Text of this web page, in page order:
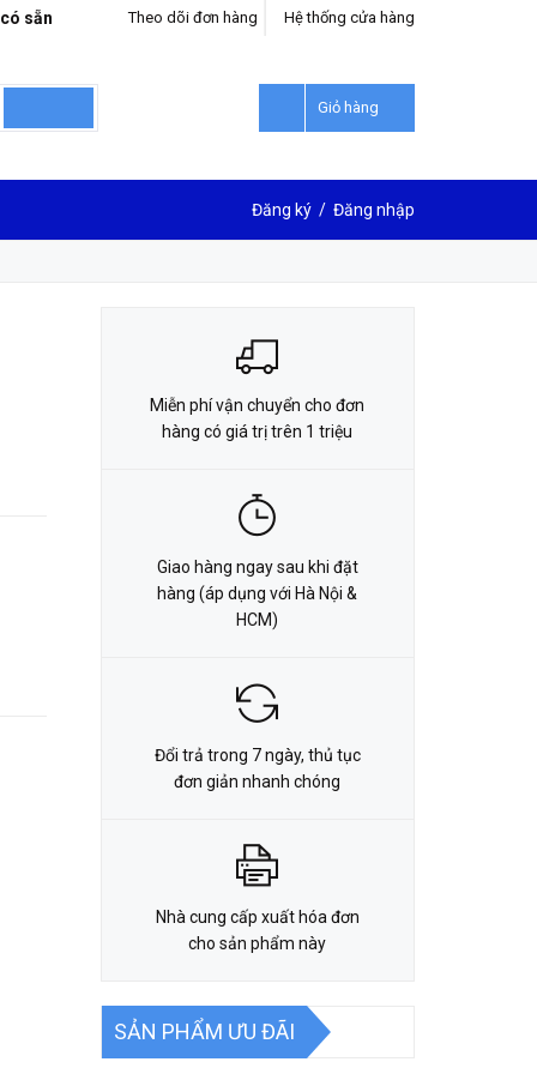
sẵn Hệ thống cửa hàng
Theo dõi đơn hàng
Giỏ hàng
Đăng ký / Đăng nhập
LIÊN HỆ ĐẶT HÀNG
Miễn phí vận chuyển cho đơn
hàng có giá trị trên 1 triệu
Giao hàng ngay sau khi đặt
hàng (áp dụng với Hà Nội &
HCM)
Đổi trả trong 7 ngày, thủ tục
đơn giản nhanh chóng
Nhà cung cấp xuất hóa đơn
cho sản phẩm này
SẢN PHẨM ƯU ĐÃI